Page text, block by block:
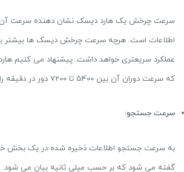
سرعت چرخش یک هارد دیسک نشان دهنده سرعت آن
اطلاعات است. هرچه سرعت چرخش دیسک ها بیشتر
عملکرد سریعتری خواهد داشت. پیشنهاد می کنیم
که سرعت دوران آن بین 5400 تا 7200 دور در دقیقه را داشته باشد.
سرعت جستجو:
به سرعت جستجو اطلاعات ذخیره شده در یک بخش
گفته می شود که بر حسب میلی ثانیه بیان می